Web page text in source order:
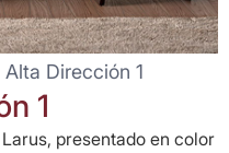
Dirección 1
1
presentado en color